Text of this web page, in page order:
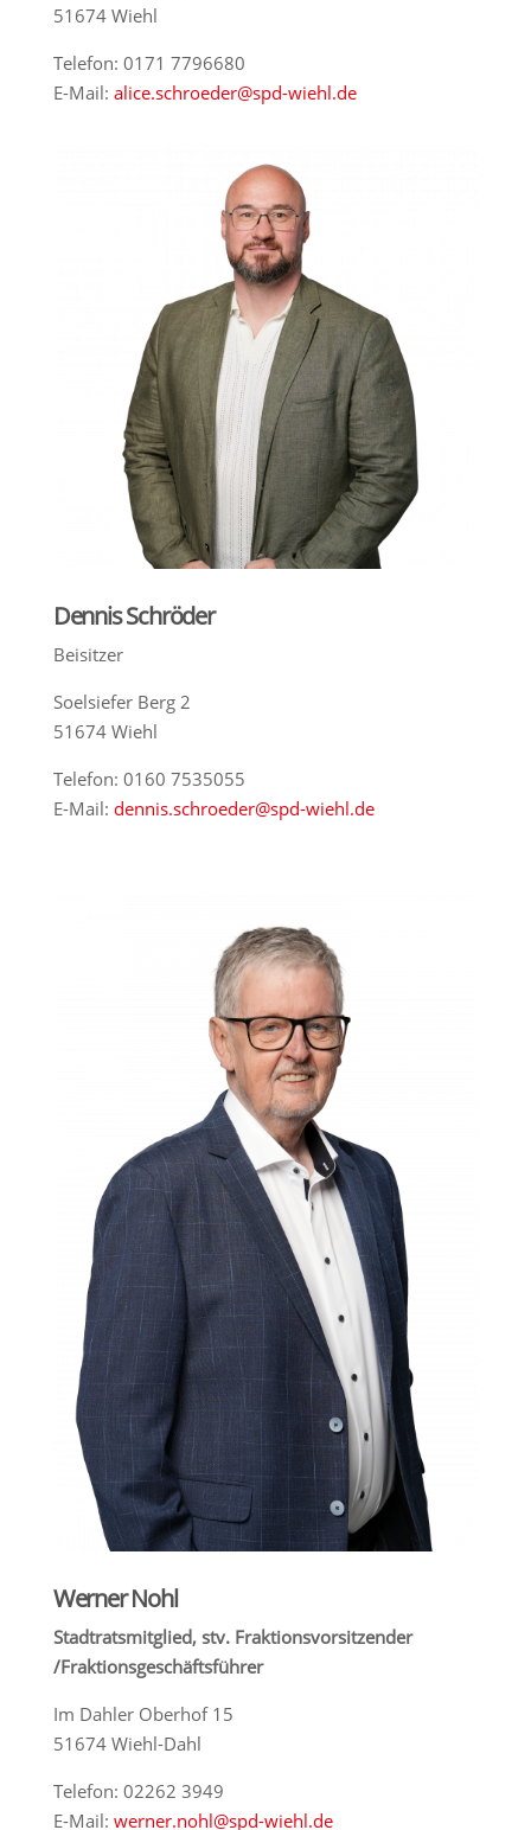
51674 Wiehl
Telefon: 0171 7796680
E-Mail: alice.schroeder@spd-wiehl.de
Dennis Schröder
Beisitzer
Soelsiefer Berg 2
51674 Wiehl
Telefon: 0160 7535055
E-Mail: dennis.schroeder@spd-wiehl.de
Werner Nohl
Stadtratsmitglied, stv. Fraktionsvorsitzender
/Fraktionsgeschäftsführer
Im Dahler Oberhof 15
51674 Wiehl-Dahl
Telefon: 02262 3949
E-Mail: werner.nohl@spd-wiehl.de